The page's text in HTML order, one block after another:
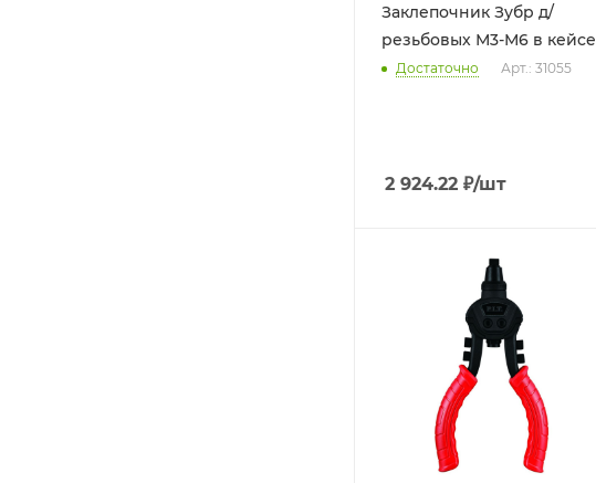
Заклепочник Зубр д/
резьбовых М3-М6 в кейсе
Достаточно Арт.: 31055
2 924.22 ₽/шт